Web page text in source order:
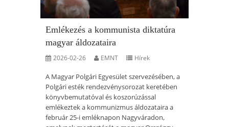
Emlékezés a kommunista diktatúra
magyar áldozataira
2026-02-26 EMNT Hírek
A Magyar Polgári Egyesület szervezésében, a
Polgári esték rendezvénysorozat keretében
könyvbemutatóval és koszorúzással
emlékeztek a kommunizmus áldozataira a
február 25-i emléknapon Nagyváradon,